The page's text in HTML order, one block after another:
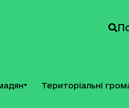
Територіальні